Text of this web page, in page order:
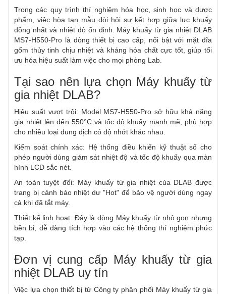
Trong các quy trình thí nghiệm hóa học, sinh học và dược
phẩm, việc hòa tan mẫu đòi hỏi sự kết hợp giữa lực khuấy
đồng nhất và nhiệt độ ổn định. Máy khuấy từ gia nhiệt DLAB
MS7-H550-Pro là dòng thiết bị cao cấp, nổi bật với mặt đĩa
gốm thủy tinh chịu nhiệt và kháng hóa chất cực tốt, giúp tối
ưu hóa hiệu suất làm việc cho mọi phòng Lab.
Tại sao nên lựa chọn Máy khuấy từ
gia nhiệt DLAB?
Hiệu suất vượt trội: Model MS7-H550-Pro sở hữu khả năng
gia nhiệt lên đến 550°C và tốc độ khuấy mạnh mẽ, phù hợp
cho nhiều loại dung dịch có độ nhớt khác nhau.
Kiểm soát chính xác: Hệ thống điều khiển kỹ thuật số cho
phép người dùng giám sát nhiệt độ và tốc độ khuấy qua màn
hình LCD sắc nét.
An toàn tuyệt đối: Máy khuấy từ gia nhiệt của DLAB được
trang bị cảnh báo nhiệt dư "Hot" để bảo vệ người dùng ngay
cả khi đã tắt máy.
Thiết kế linh hoạt: Đây là dòng Máy khuấy từ nhỏ gọn nhưng
bền bỉ, dễ dàng tích hợp vào các hệ thống thí nghiệm phức
tạp.
Đơn vị cung cấp Máy khuấy từ gia
nhiệt DLAB uy tín
Việc lựa chọn thiết bị từ Công ty phân phối Máy khuấy từ gia